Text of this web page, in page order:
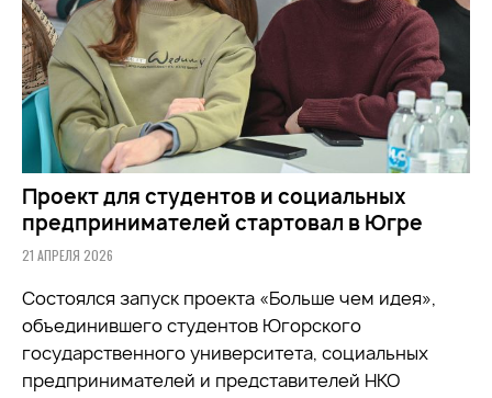
Проект для студентов и социальных
предпринимателей стартовал в Югре
21 АПРЕЛЯ 2026
Состоялся запуск проекта «Больше чем идея»,
объединившего студентов Югорского
государственного университета, социальных
предпринимателей и представителей НКО